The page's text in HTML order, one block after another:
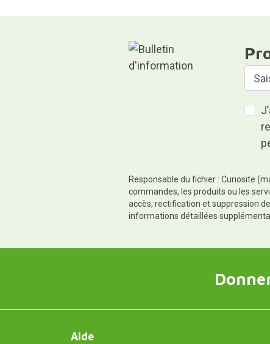
Responsable du fichier : Curiosite
commandes, les produits ou les
accès, rectification et suppression
informations détaillées
Aide